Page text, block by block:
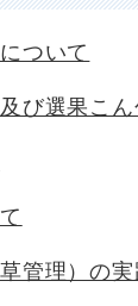
ついて
び選果こ
管理）の